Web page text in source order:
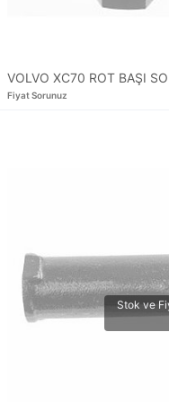
VOLVO XC70 ROT BAŞI
Fiyat Sorunuz